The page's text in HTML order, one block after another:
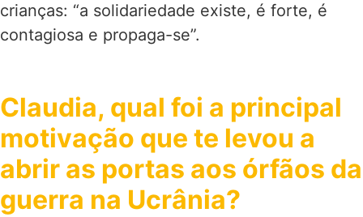
crianças: “a solidariedade existe, é forte, é
contagiosa e propaga-se”.
Claudia, qual foi a principal
motivação que te levou a
abrir as portas aos órfãos da
guerra na Ucrânia?